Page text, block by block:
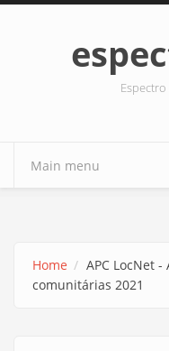
Skip to main content
Home
APC LocNet
comunitárias 2021